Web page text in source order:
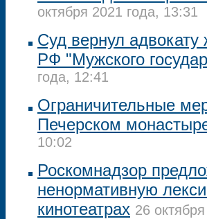
октября 2021 года, 13:31
Суд вернул адвокату
РФ "Мужского
года, 12:41
Ограничительные
Печерском
10:02
Роскомнадзор
ненормативную
кинотеатрах 26